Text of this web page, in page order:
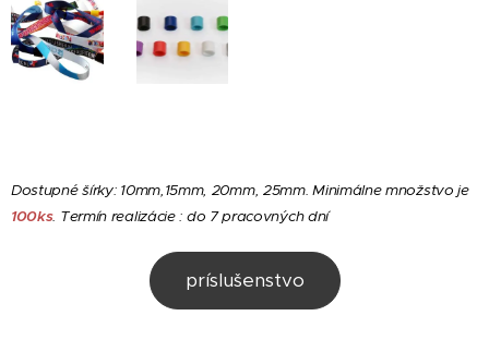
Dostupné šírky: 10mm,15mm, 20mm, 25mm. Minimálne množstvo je
100ks. Termín realizácie : do 7 pracovných dní
príslušenstvo